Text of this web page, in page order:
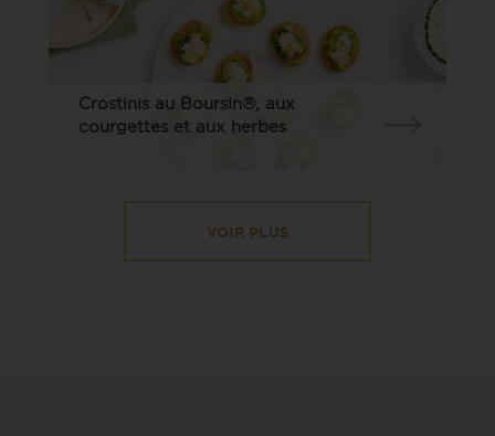
Crostinis au Boursin®, aux
courgettes et aux herbes
VOIR PLUS